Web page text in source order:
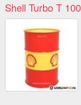
Shell Turbo T 100